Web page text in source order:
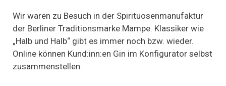
Ein
Besuch
in
der
Wir waren zu Besuch in der Spirituosenmanufaktur
der Berliner Traditionsmarke Mampe. Klassiker wie
„Halb und Halb“ gibt es immer noch bzw. wieder.
Online können Kund:inn:en Gin im Konfigurator selbst
zusammenstellen.